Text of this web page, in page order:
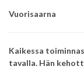
Vuorisaarna
Kaikessa
tavalla. Hän